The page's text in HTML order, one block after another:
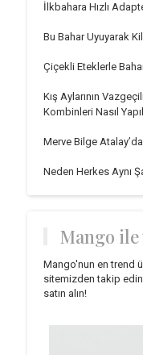
İlkbahara Hızlı
Bu Bahar Uyuyarak
Çiçekli Eteklerle
Kış Aylarının
Kombinleri Nasıl
Merve Bilge
Neden Herkes Aynı
Mango
Mango'nun en trend
sitemizden takip
satın alın!